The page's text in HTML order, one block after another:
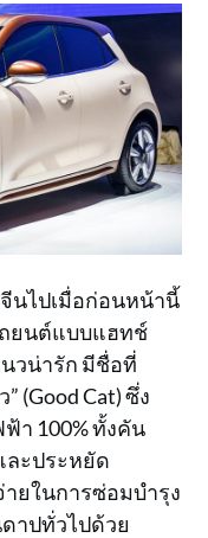
นไปเมื่อก่อนหน้านี้
ยนต์แบบแฮทช์
วน่ารัก มีชื่อที่
(Good Cat) ซึ่ง
า 100% ทั้งคัน
ะประหยัด
ยในการซ่อมบำรุง
าปทั่วไปด้วย